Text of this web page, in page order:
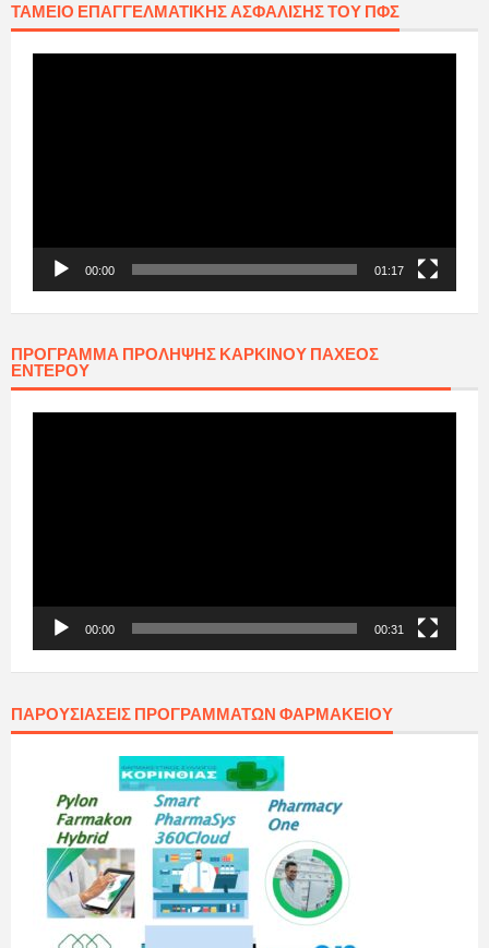
ΤΑΜΕΊΟ ΕΠΑΓΓΕΛΜΑΤΙΚΉΣ ΑΣΦΆΛΙΣΗΣ ΤΟΥ ΠΦΣ
00:00 01:17
ΠΡΟΓΡΑΜΜΑ ΠΡΟΛΗΨΗΣ ΚΑΡΚΙΝΟΥ ΠΑΧΕΟΣ
ΕΝΤΕΡΟΥ
00:00 00:31
ΠΑΡΟΥΣΙΆΣΕΙΣ ΠΡΟΓΡΑΜΜΆΤΩΝ ΦΑΡΜΑΚΕΊΟΥ